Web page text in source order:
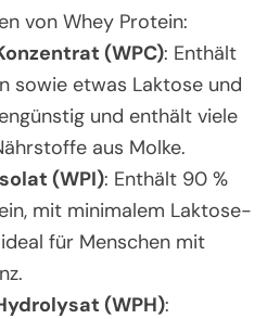
von Whey Protein:
(WPC): Enthält
sowie etwas Laktose und
und enthält viele
aus Molke.
(WPI): Enthält 90 %
mit minimalem Laktose-
für Menschen mit
(WPH):